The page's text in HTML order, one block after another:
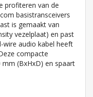
profiteren van de
basistransceivers
is gemaakt van
vezelplaat) en past
wire audio kabel heeft
compacte
mm (BxHxD) en spaart